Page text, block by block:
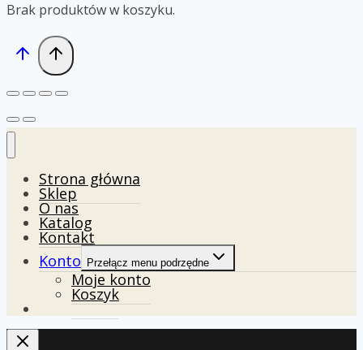
Brak produktów w koszyku.
Strona główna
Sklep
O nas
Katalog
Kontakt
Konto Przełącz menu podrzędne
Moje konto
Koszyk